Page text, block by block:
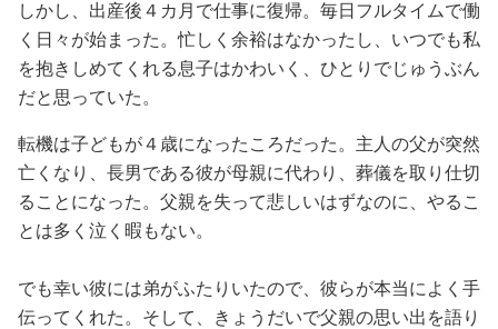
しかし、出産後４カ月で仕事に復帰。毎日フルタイムで働
く日々が始まった。忙しく余裕はなかったし、いつでも私
を抱きしめてくれる息子はかわいく、ひとりでじゅうぶん
だと思っていた。
転機は子どもが４歳になったころだった。主人の父が突然
亡くなり、長男である彼が母親に代わり、葬儀を取り仕切
ることになった。父親を失って悲しいはずなのに、やるこ
とは多く泣く暇もない。
でも幸い彼には弟がふたりいたので、彼らが本当によく手
伝ってくれた。そして、きょうだいで父親の思い出を語り